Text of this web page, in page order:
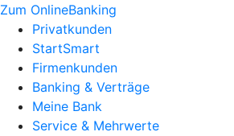
Zum OnlineBanking
Privatkunden
StartSmart
Firmenkunden
Banking & Verträge
Meine Bank
Service & Mehrwerte